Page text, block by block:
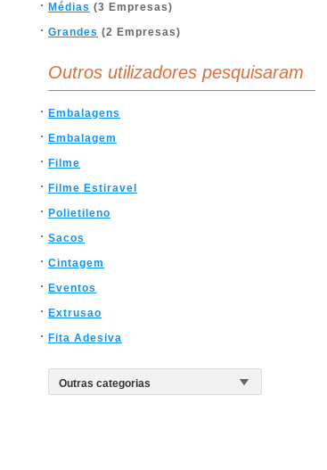
Médias (3 Empresas)
Grandes (2 Empresas)
Outros utilizadores pesquisaram
Embalagens
Embalagem
Filme
Filme Estiravel
Polietileno
Sacos
Cintagem
Eventos
Extrusao
Fita Adesiva